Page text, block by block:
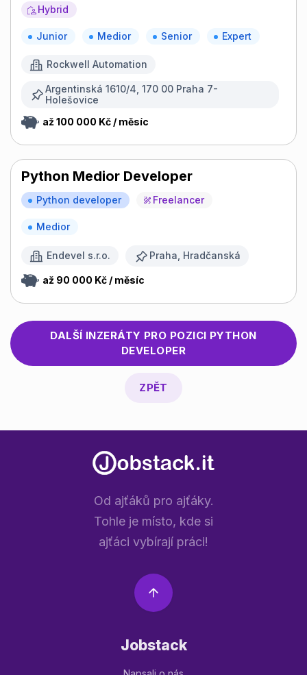
Hybrid
Junior Medior Senior Expert
Rockwell Automation
Argentinská 1610/4, 170 00 Praha 7-
Holešovice
až 100 000 Kč / měsíc
Python Medior Developer
Python developer Freelancer
Medior
Endevel s.r.o. Praha, Hradčanská
až 90 000 Kč / měsíc
DALŠÍ INZERÁTY PRO POZICI PYTHON
DEVELOPER
ZPĚT
Od ajťáků pro ajťáky.
Tohle je místo, kde si
ajťáci vybírají práci!
Jobstack